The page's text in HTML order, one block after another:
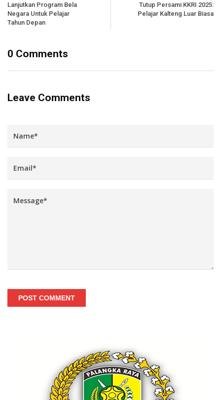
Lanjutkan Program Bela
Negara Untuk Pelajar
Tahun Depan
Tutup Persami KKRI 2025:
Pelajar Kalteng Luar Biasa
0 Comments
Leave Comments
POST COMMENT